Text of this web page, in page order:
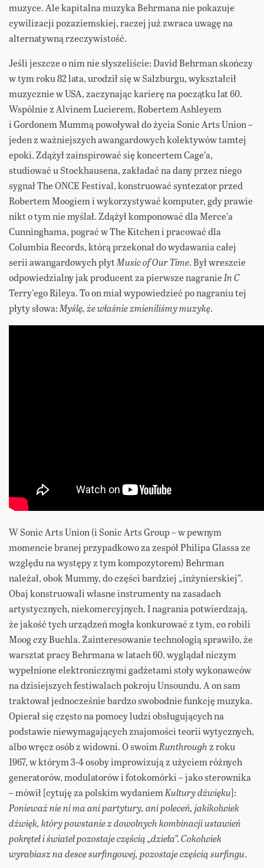
muzyce. Ale kapitalna muzyka Behrmana nie pokazuje
cywilizacji pozaziemskiej, raczej już zwraca uwagę na
alternatywną rzeczywistość.
Jeśli jeszcze o nim nie słyszeliście: David Behrman skończy
w tym roku 82 lata, urodził się w Salzburgu, wykształcił
muzycznie w USA, zaczynając karierę na początku lat 60.
Wspólnie z Alvinem Lucierem, Robertem Ashleyem
i Gordonem Mummą powoływał do życia Sonic Arts Union –
jeden z ważniejszych awangardowych kolektywów tamtej
epoki. Zdążył zainspirować się koncertem Cage’a,
studiować u Stockhausena, zakładać na dany przez niego
sygnał The ONCE Festival, konstruować syntezator przed
Robertem Moogiem i wykorzystywać komputer, gdy prawie
nikt o tym nie myślał. Zdążył komponować dla Merce’a
Cunninghama, pograć w The Kitchen i pracować dla
Columbia Records, którą przekonał do wydawania całej
serii awangardowych płytMusic of Our Time. Był wreszcie
odpowiedzialny jak producent za pierwsze nagranieIn C
Terry’ego Rileya. To on miał wypowiedzieć po nagraniu tej
płyty słowa:Myślę, że właśnie zmieniliśmy muzykę.
W Sonic Arts Union (i Sonic Arts Group – w pewnym
momencie branej przypadkowo za zespół Philipa Glassa ze
względu na występy z tym kompozytorem) Behrman
należał, obok Mummy, do części bardziej „inżynierskiej”.
Obaj konstruowali własne instrumenty na zasadach
artystycznych, niekomercyjnych. I nagrania potwierdzają,
że jakość tych urządzeń mogła konkurować z tym, co robili
Moog czy Buchla. Zainteresowanie technologią sprawiło, że
warsztat pracy Behrmana w latach 60. wyglądał niczym
wypełnione elektronicznymi gadżetami stoły wykonawców
na dzisiejszych festiwalach pokroju Unsoundu. A on sam
traktował jednocześnie bardzo swobodnie funkcję muzyka.
Opierał się często na pomocy ludzi obsługujących na
podstawie niewymagających znajomości teorii wytycznych,
albo wręcz osób z widowni. O swoimRunthroughz roku
1967, w którym 3-4 osoby improwizują z użyciem różnych
generatorów, modulatorów i fotokomórki – jako sterownika
– mówił [cytuję za polskim wydaniemKultury dźwięku]:
Ponieważ nie ni ma ani partytury, ani poleceń, jakikolwiek
dźwięk, który powstanie z dowolnych kombinacji ustawień
pokręteł i świateł pozostaje częścią „dzieła”. Cokolwiek
wyrabiasz na desce surfingowej, pozostaje częścią surfingu.